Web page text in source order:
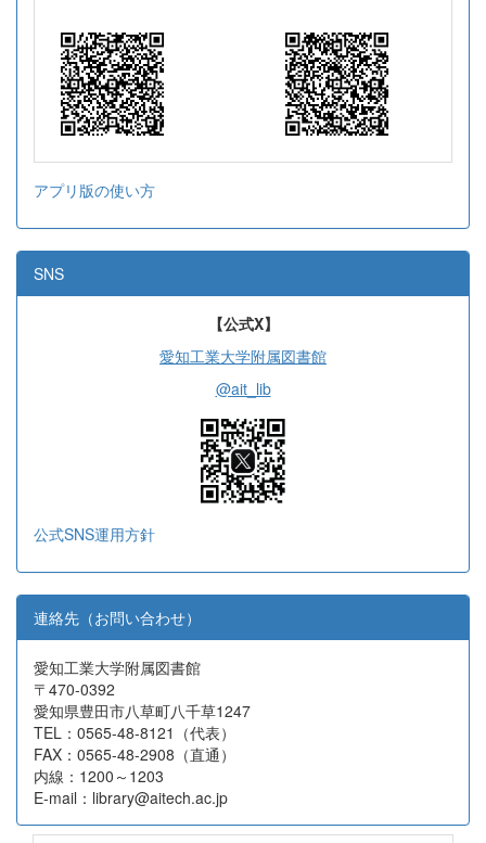
アプリ版の使い方
SNS
【公式X】
愛知工業大学附属図書館
@ait_lib
公式SNS運用方針
連絡先（お問い合わせ）
愛知工業大学附属図書館
〒470-0392
愛知県豊田市八草町八千草1247
TEL：0565-48-8121（代表）
FAX：0565-48-2908（直通）
内線：1200～1203
E-mail：library@aitech.ac.jp